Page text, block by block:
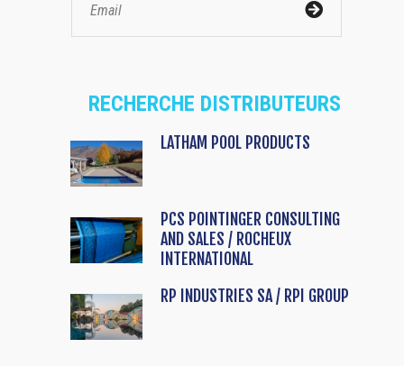
RECHERCHE DISTRIBUTEURS
LATHAM POOL PRODUCTS
PCS POINTINGER CONSULTING
AND SALES / ROCHEUX
INTERNATIONAL
RP INDUSTRIES SA / RPI GROUP